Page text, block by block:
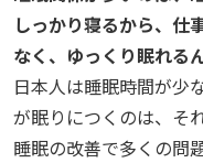
しっかり寝るから、仕
なく、ゆっくり眠れるん
日本人は睡眠時間が少
が眠りにつくのは、そ
睡眠の改善で多くの問